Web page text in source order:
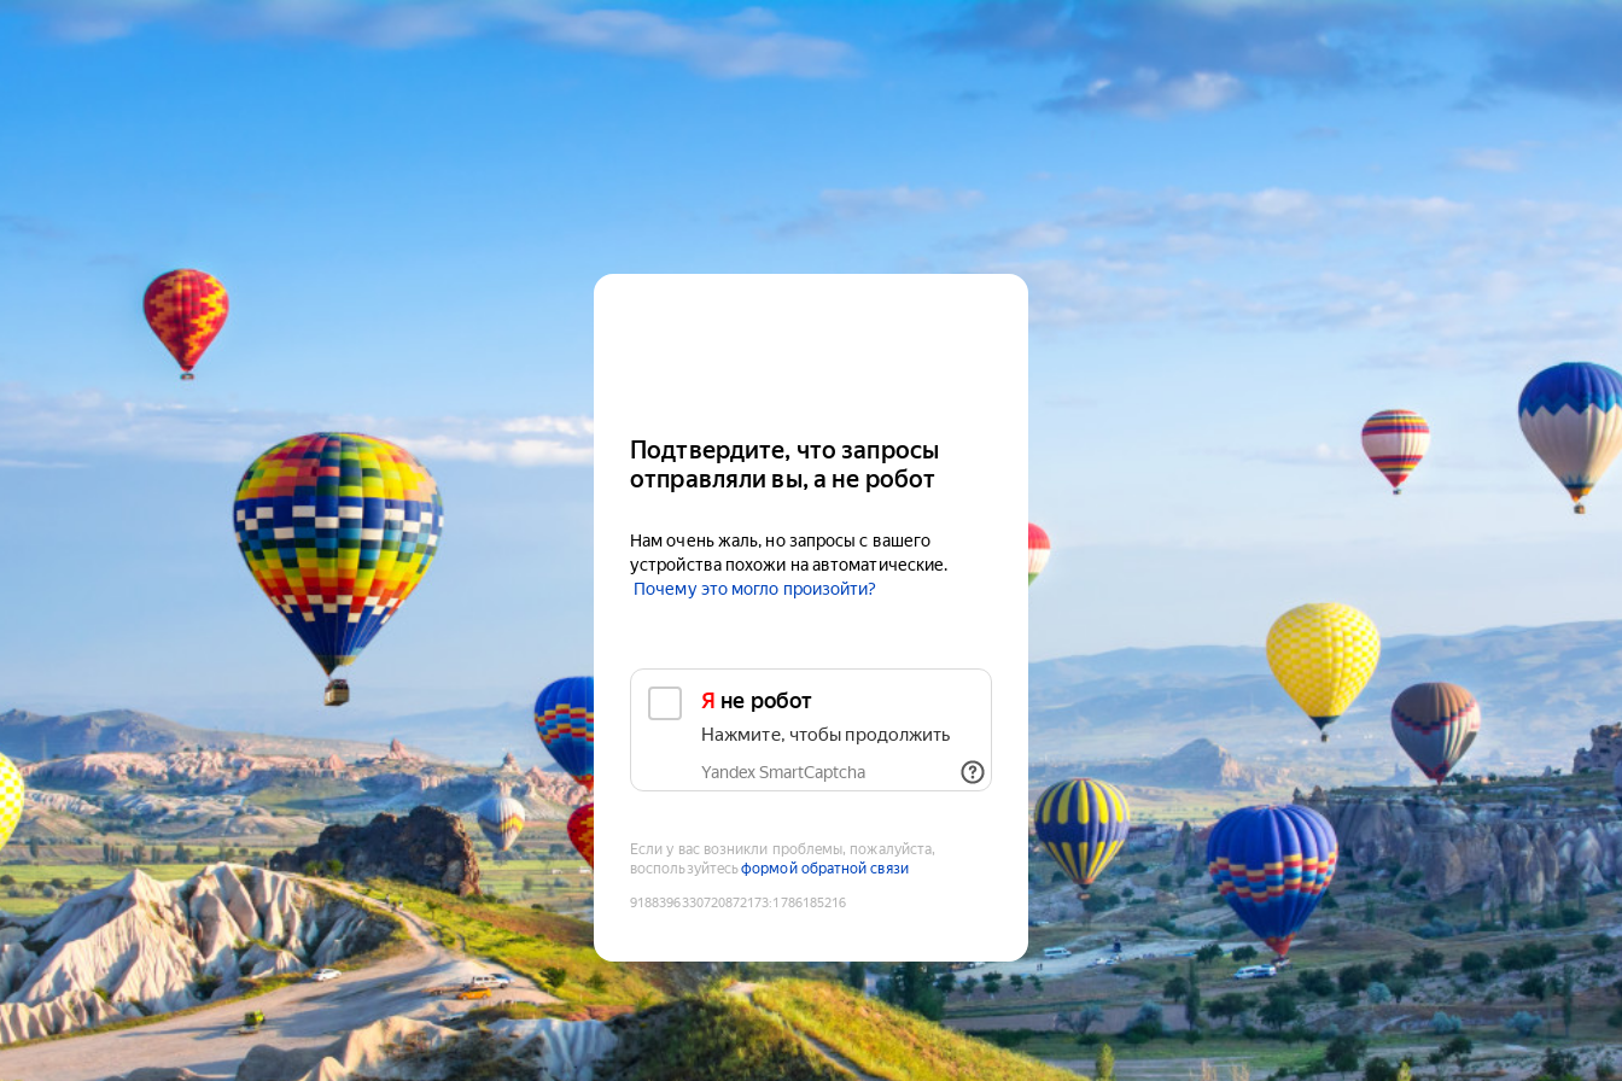
Подтвердите, что запросы
отправляли вы, а не робот
Нам очень жаль, но запросы с вашего
устройства похожи на автоматические.
Почему это могло произойти?
Я не робот
Нажмите, чтобы продолжить
Yandex SmartCaptcha
Если у вас возникли проблемы, пожалуйста,
воспользуйтесьформой обратной связи
9188396330720872173:1786185216